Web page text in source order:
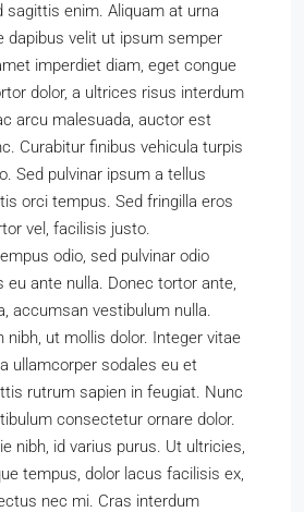
sagittis enim. Aliquam at urna
dapibus velit ut ipsum semper
imperdiet diam, eget congue
dolor, a ultrices risus interdum
arcu malesuada, auctor est
Curabitur finibus vehicula turpis
Sed pulvinar ipsum a tellus
orci tempus. Sed fringilla eros
vel, facilisis justo.
odio, sed pulvinar odio
eu ante nulla. Donec tortor ante,
accumsan vestibulum nulla.
nibh, ut mollis dolor. Integer vitae
ullamcorper sodales eu et
rutrum sapien in feugiat. Nunc
consectetur ornare dolor.
nibh, id varius purus. Ut ultricies,
tempus, dolor lacus facilisis ex,
nec mi. Cras interdum